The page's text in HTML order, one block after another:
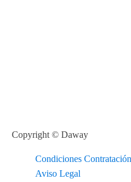
Copyright © Daway
Condiciones Contratación
Aviso Legal